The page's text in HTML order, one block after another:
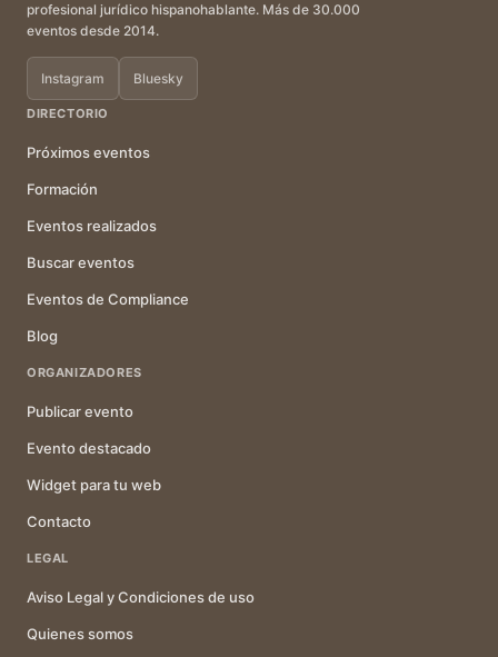
profesional jurídico hispanohablante. Más de 30.000
eventos desde 2014.
Instagram Bluesky
DIRECTORIO
Próximos eventos
Formación
Eventos realizados
Buscar eventos
Eventos de Compliance
Blog
ORGANIZADORES
Publicar evento
Evento destacado
Widget para tu web
Contacto
LEGAL
Aviso Legal y Condiciones de uso
Quienes somos